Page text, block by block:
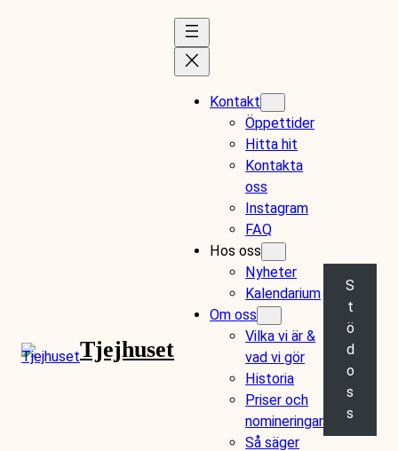
Tjejhuset
Kontakt
Öppettider
Hitta hit
Kontakta
oss
Instagram
FAQ
Hos oss
Nyheter
Kalendarium
Om oss
Vilka vi är &
vad vi gör
Historia
Priser och
nomineringar
Så säger
S
t
ö
d
o
s
s